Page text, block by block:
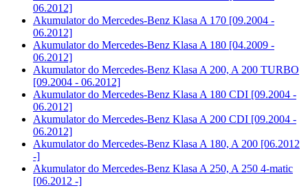
06.2012]
Akumulator do Mercedes-Benz Klasa A 170 [09.2004 -
06.2012]
Akumulator do Mercedes-Benz Klasa A 180 [04.2009 -
06.2012]
Akumulator do Mercedes-Benz Klasa A 200, A 200 TURBO
[09.2004 - 06.2012]
Akumulator do Mercedes-Benz Klasa A 180 CDI [09.2004 -
06.2012]
Akumulator do Mercedes-Benz Klasa A 200 CDI [09.2004 -
06.2012]
Akumulator do Mercedes-Benz Klasa A 180, A 200 [06.2012
-]
Akumulator do Mercedes-Benz Klasa A 250, A 250 4-matic
[06.2012 -]